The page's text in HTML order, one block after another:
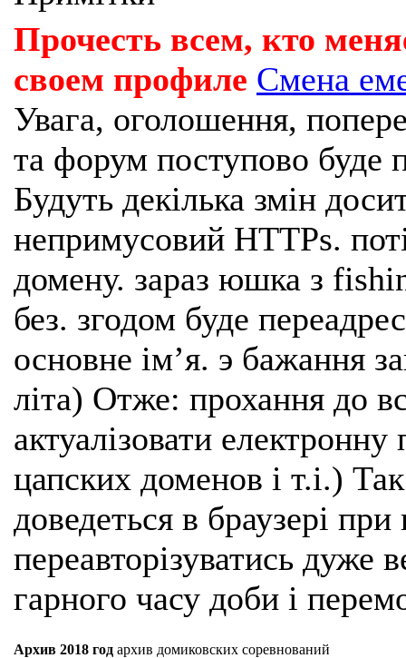
Прочесть всем, кто
своем профиле Смена
Увага, оголошення,
та форум поступово буде
Будуть декілька змін
непримусовий HTTPs.
домену. зараз юшка з
без. згодом буде
основне імʼя. э бажання
літа) Отже: прохання до
актуалізовати
цапских доменов і т.і.)
доведеться в браузері
переавторізуватись
гарного часу доби і
Архив 2018 год архив домиковских соревнований